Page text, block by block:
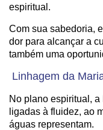
espiritual.
Com sua sabedoria,
dor para alcançar a
também uma
Linhagem da
No plano espiritual,
ligadas à fluidez, ao
águas representam.